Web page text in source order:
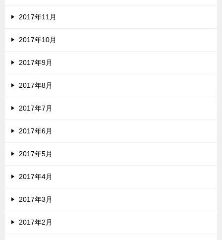
2017年11月
2017年10月
2017年9月
2017年8月
2017年7月
2017年6月
2017年5月
2017年4月
2017年3月
2017年2月